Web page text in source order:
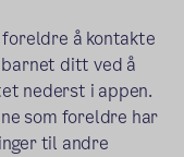
å kontakte
ditt ved å
nederst i appen.
som foreldre har
til andre